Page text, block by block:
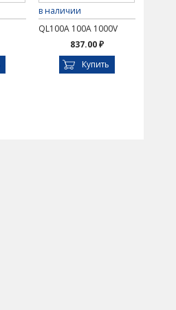
в наличии
QL100A 100A 1000V
837.00 ₽
Купить